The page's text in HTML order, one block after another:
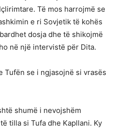
Të mos harrojmë se
e ri Sovjetik të kohës
dosja dhe të shikojmë
në një intervistë për Dita.
Tufën se i ngjasojnë si vrasës
shumë i nevojshëm
tilla si Tufa dhe Kapllani. Ky